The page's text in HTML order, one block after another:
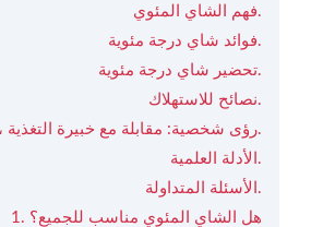
فهم الشاي المئوي.
فوائد شاي درجة مئوية.
تحضير شاي درجة مئوية.
نصائح للاستهلاك.
رؤى شخصية: مقابلة مع خبيرة التغذية ، الدكتورة مايا باتيل.
الأدلة العلمية.
الأسئلة المتداولة.
1. هل الشاي المئوي مناسب للجميع؟